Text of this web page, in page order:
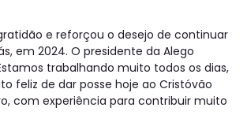
e reforçou o desejo de continuar
em 2024. O presidente da Alego
trabalhando muito todos os dias,
feliz de dar posse hoje ao Cristóvão
com experiência para contribuir muito